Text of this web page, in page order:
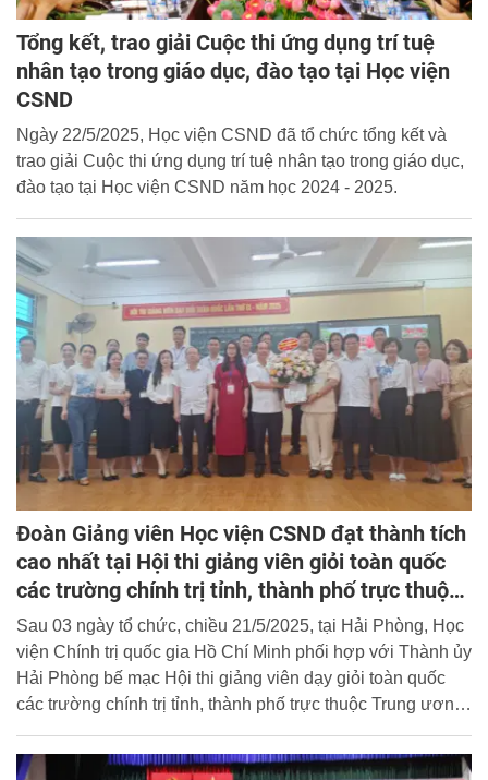
Tổng kết, trao giải Cuộc thi ứng dụng trí tuệ
nhân tạo trong giáo dục, đào tạo tại Học viện
CSND
Ngày 22/5/2025, Học viện CSND đã tổ chức tổng kết và
trao giải Cuộc thi ứng dụng trí tuệ nhân tạo trong giáo dục,
đào tạo tại Học viện CSND năm học 2024 - 2025.
Đoàn Giảng viên Học viện CSND đạt thành tích
cao nhất tại Hội thi giảng viên giỏi toàn quốc
các trường chính trị tỉnh, thành phố trực thuộc
Trung ương lần thứ IX năm 2025
Sau 03 ngày tổ chức, chiều 21/5/2025, tại Hải Phòng, Học
viện Chính trị quốc gia Hồ Chí Minh phối hợp với Thành ủy
Hải Phòng bế mạc Hội thi giảng viên dạy giỏi toàn quốc
các trường chính trị tỉnh, thành phố trực thuộc Trung ương